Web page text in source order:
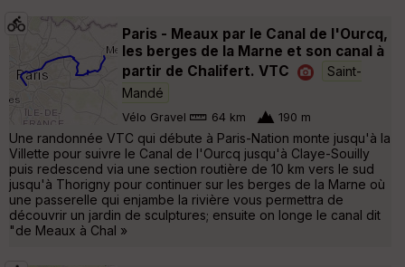
Paris - Meaux par le Canal de l'Ourcq,
les berges de la Marne et son canal à
partir de Chalifert. VTC
Saint-
Mandé
Vélo Gravel 64 km 190 m
Une randonnée VTC qui débute à Paris-Nation monte jusqu'à la
Villette pour suivre le Canal de l'Ourcq jusqu'à Claye-Souilly
puis redescend via une section routière de 10 km vers le sud
jusqu'à Thorigny pour continuer sur les berges de la Marne où
une passerelle qui enjambe la rivière vous permettra de
découvrir un jardin de sculptures; ensuite on longe le canal dit
"de Meaux à Chal »